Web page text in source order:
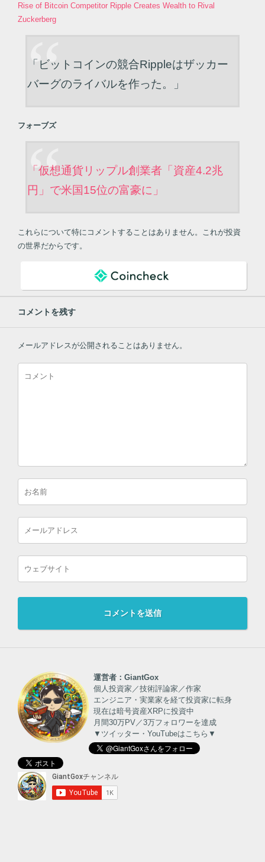
Rise of Bitcoin Competitor Ripple Creates Wealth to Rival
Zuckerberg
「ビットコインの競合Rippleはザッカー
バーグのライバルを作った。」
フォーブズ
「仮想通貨リップル創業者「資産4.2兆
円」で米国15位の富豪に」
これらについて特にコメントすることはありません。これが投資
の世界だからです。
コメントを残す
メールアドレスが公開されることはありません。
運営者：GiantGox
個人投資家／技術評論家／作家
エンジニア・実業家を経て投資家に転身
現在は暗号資産XRPに投資中
月間30万PV／3万フォロワーを達成
▼ツイッター・YouTubeはこちら▼